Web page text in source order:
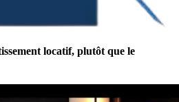
locatif, plutôt que le